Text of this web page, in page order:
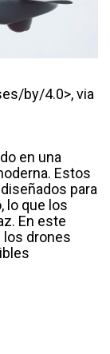
by/4.0>, via
en una
Estos
para
lo que los
En este
los drones